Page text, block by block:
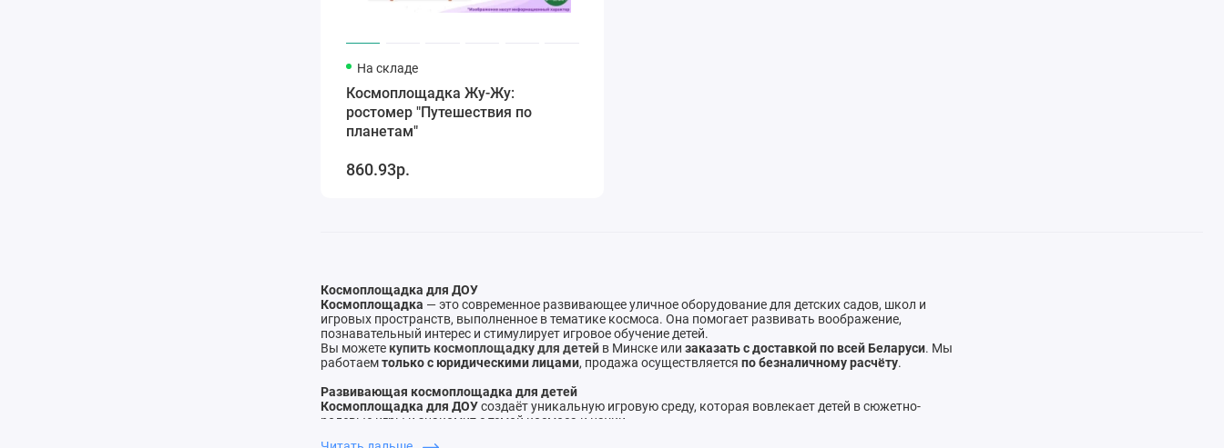
На складе
Космоплощадка Жу-Жу:
ростомер "Путешествия по
планетам"
860.93р.
Космоплощадка для ДОУ
Космоплощадка — это современное развивающее уличное оборудование для детских садов, школ и
игровых пространств, выполненное в тематике космоса. Она помогает развивать воображение,
познавательный интерес и стимулирует игровое обучение детей.
Вы можете купить космоплощадку для детей в Минске илизаказать с доставкой по всей Беларуси. Мы
работаемтолько с юридическими лицами, продажа осуществляетсяпо безналичному расчёту.
Развивающая космоплощадка для детей
Космоплощадка для ДОУсоздаёт уникальную игровую среду, которая вовлекает детей в сюжетно-
ролевые игры и знакомит с темой космоса и науки.